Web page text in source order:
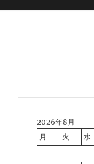
2026年8月
月
火 水